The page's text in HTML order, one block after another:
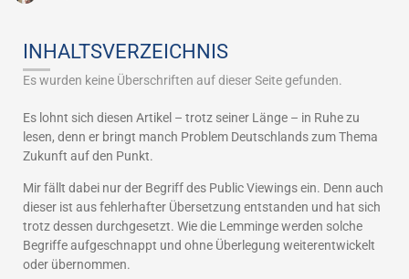
INHALTSVERZEICHNIS
Es wurden keine Überschriften auf dieser Seite gefunden.
Es lohnt sich diesen Artikel – trotz seiner Länge – in Ruhe zu
lesen, denn er bringt manch Problem Deutschlands zum Thema
Zukunft auf den Punkt.
Mir fällt dabei nur der Begriff des Public Viewings ein. Denn auch
dieser ist aus fehlerhafter Übersetzung entstanden und hat sich
trotz dessen durchgesetzt. Wie die Lemminge werden solche
Begriffe aufgeschnappt und ohne Überlegung weiterentwickelt
oder übernommen.